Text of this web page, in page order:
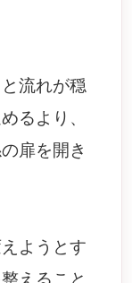
流れが穏
るより、
扉を開き
ようとす
えること